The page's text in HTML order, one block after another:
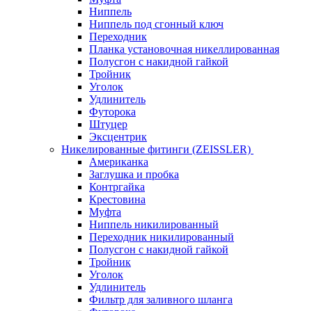
Ниппель
Ниппель под сгонный ключ
Переходник
Планка установочная никеллированная
Полусгон с накидной гайкой
Тройник
Уголок
Удлинитель
Футорока
Штуцер
Эксцентрик
Никелированные фитинги (ZEISSLER)
Американка
Заглушка и пробка
Контргайка
Крестовина
Муфта
Ниппель никилированный
Переходник никилированный
Полусгон с накидной гайкой
Тройник
Уголок
Удлинитель
Фильтр для заливного шланга